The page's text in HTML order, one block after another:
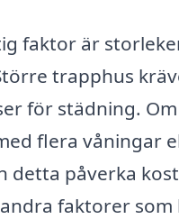
faktor är
trapphus
för städning.
flera våningar
detta påverka
faktorer som